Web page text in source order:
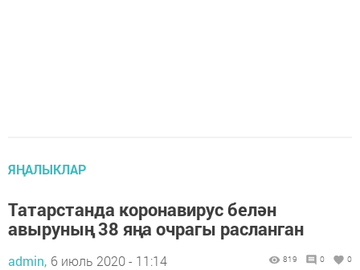
ЯҢАЛЫКЛАР
Татарстанда коронавирус белән
авыруның 38 яңа очрагы расланган
admin, 6 июль 2020 - 11:14 819 0 0